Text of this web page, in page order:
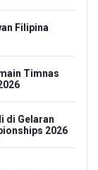
Filipina
Timnas
di Gelaran
2026